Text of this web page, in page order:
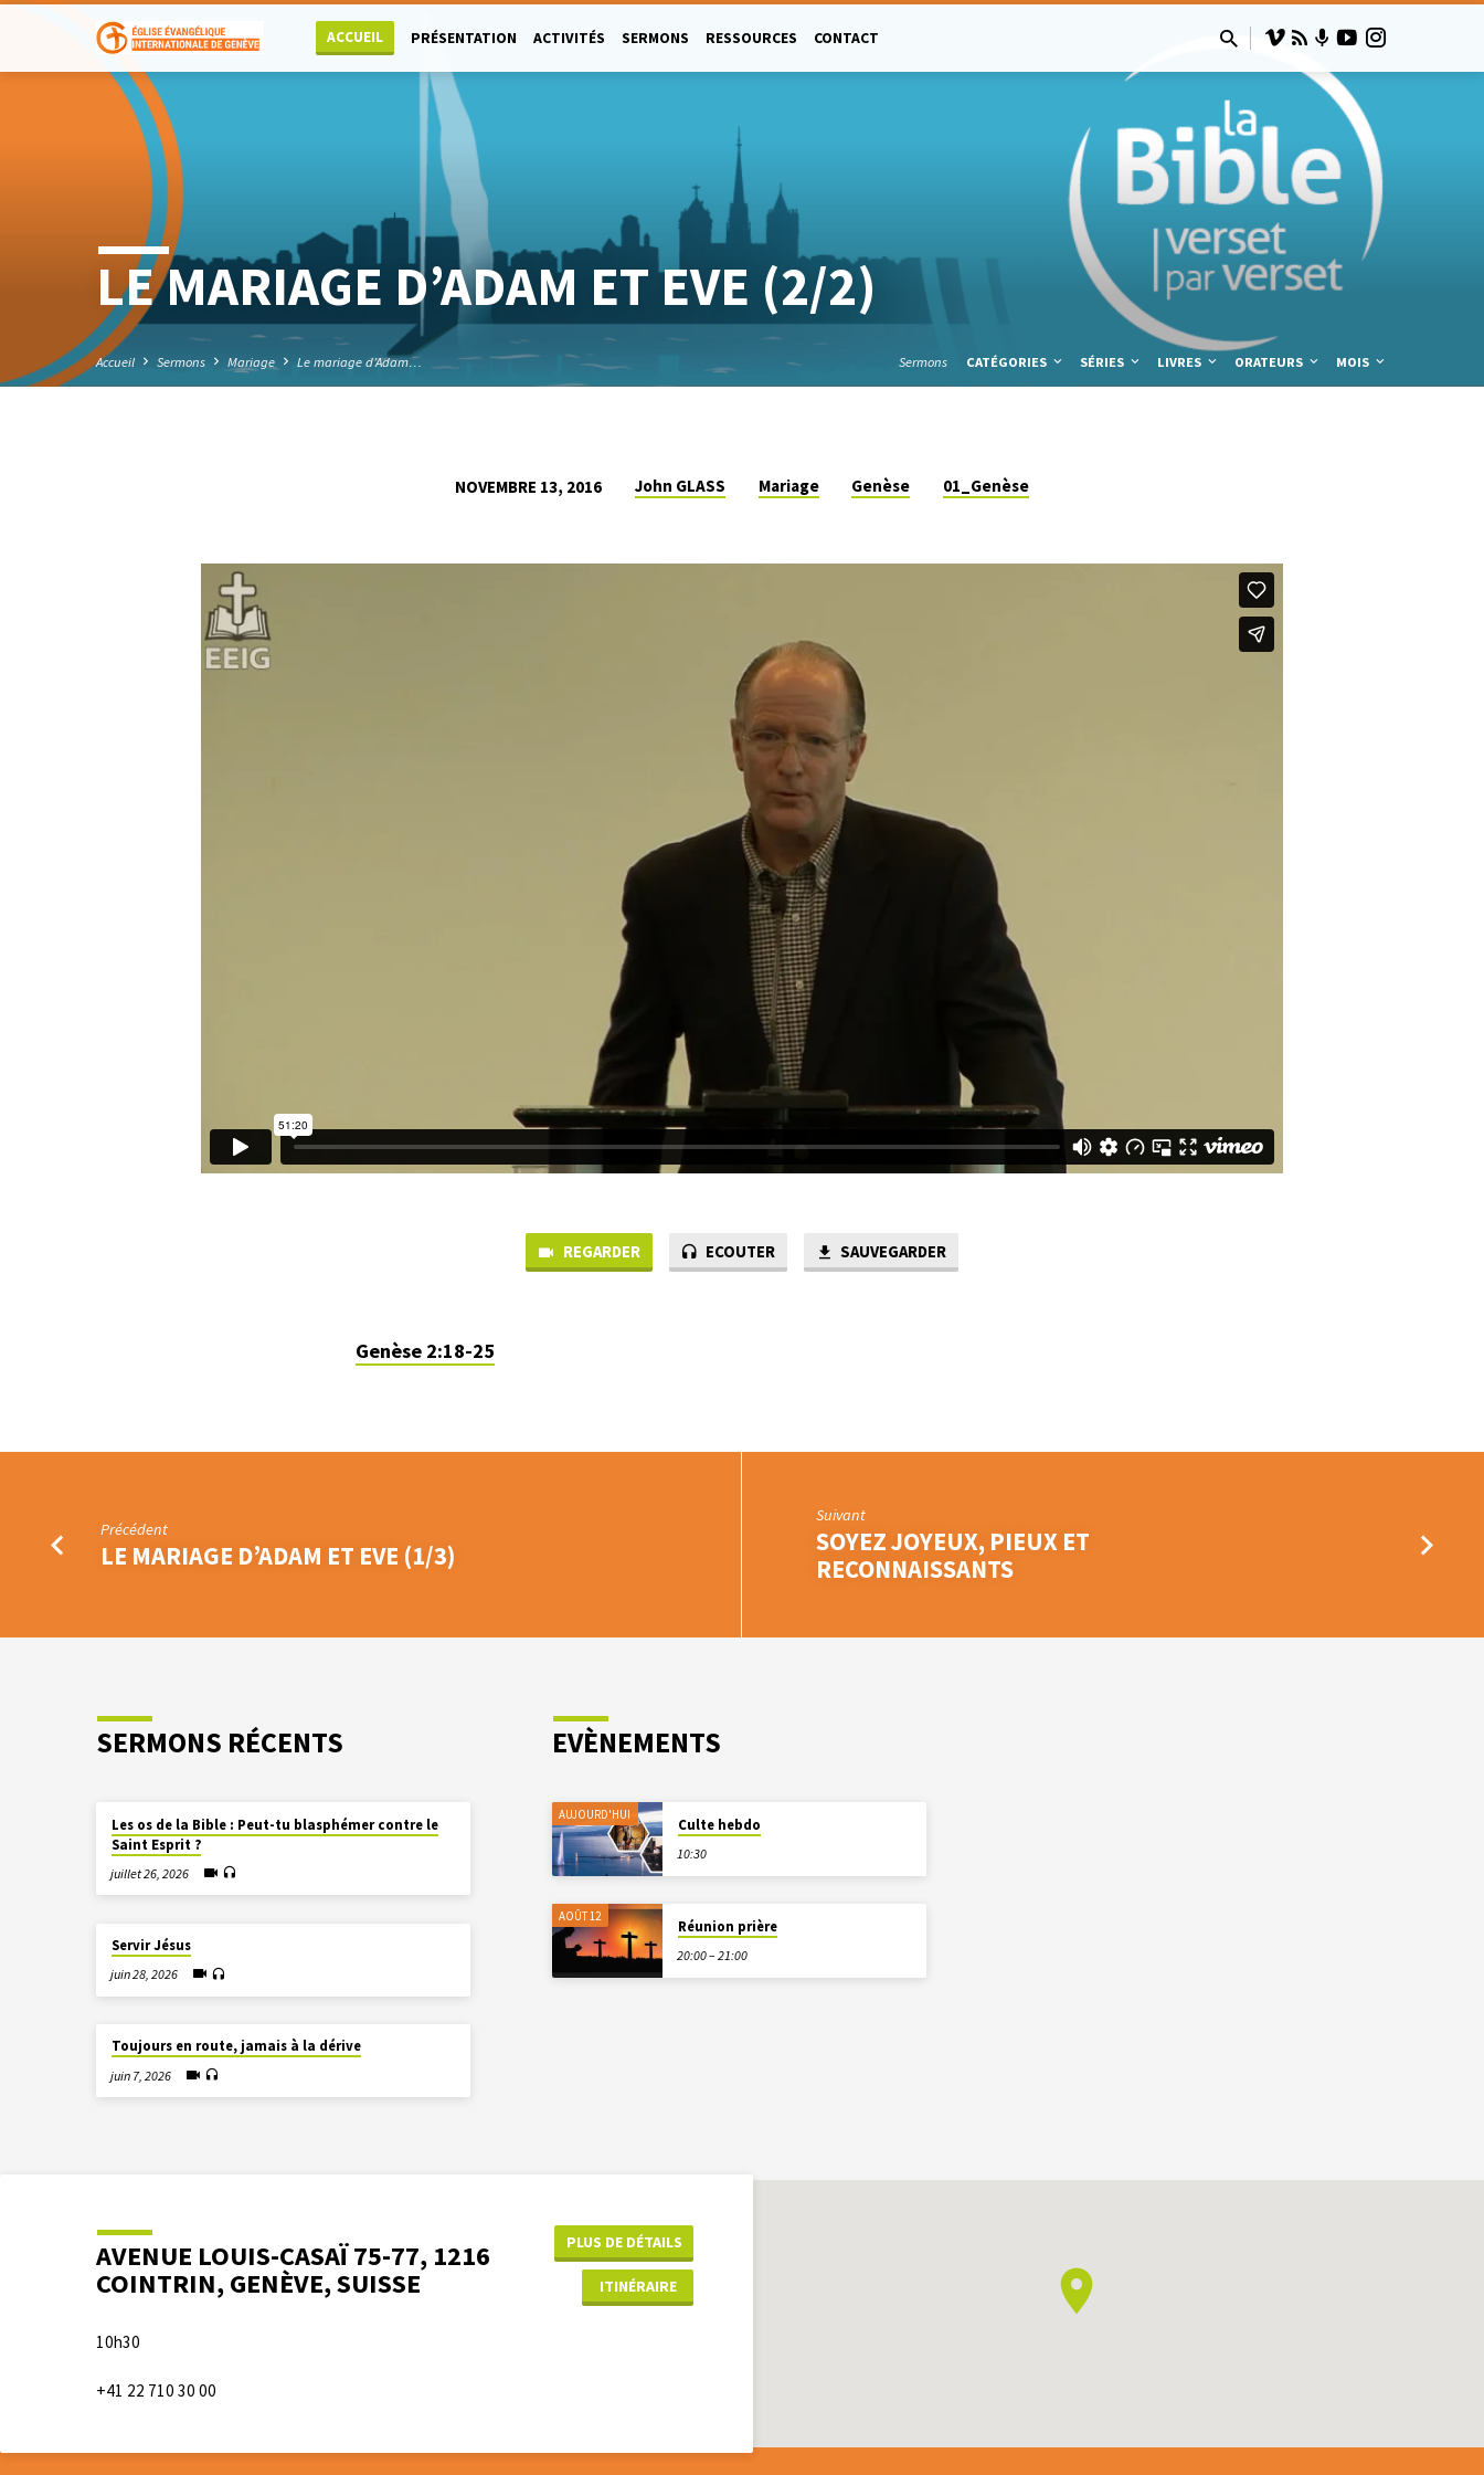
ACCUEIL PRÉSENTATION ACTIVITÉS SERMONS RESSOURCES CONTACT
LE MARIAGE D’ADAM ET EVE (2/2)
Accueil Sermons Mariage Le mariage d’Adam… Sermons CATÉGORIES SÉRIES LIVRES ORATEURS MOIS
MARIAGE
D’ADAM
NOVEMBRE 13, 2016 John GLASS Mariage Genèse 01_Genèse
REGARDER ECOUTER SAUVEGARDER
Genèse 2:18-25
Précédent
LE MARIAGE D’ADAM ET EVE (1/3)
Suivant
SOYEZ JOYEUX, PIEUX ET
RECONNAISSANTS
SERMONS RÉCENTS
Les os de la Bible : Peut-tu blasphémer contre le
Saint Esprit ?
juillet 26, 2026
Servir Jésus
juin 28, 2026
Toujours en route, jamais à la dérive
juin 7, 2026
EVÈNEMENTS
AUJOURD'HUI
Culte hebdo
10:30
AOÛT 12
Réunion prière
20:00 – 21:00
AVENUE LOUIS-CASAÏ 75-77, 1216
COINTRIN, GENÈVE, SUISSE
PLUS DE DÉTAILS
ITINÉRAIRE
10h30
+41 22 710 30 00